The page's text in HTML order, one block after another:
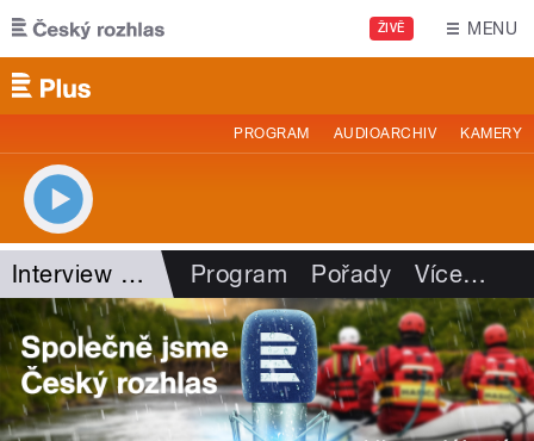
Přejít k hlavnímu obsahu
ŽIVĚ MENU
PROGRAM AUDIOARCHIV KAMERY
Interview Plus Program Pořady Více…